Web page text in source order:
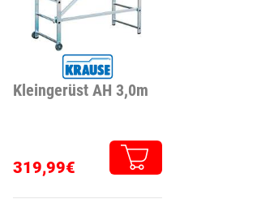
Kleingerüst AH 3,0m
319,99€